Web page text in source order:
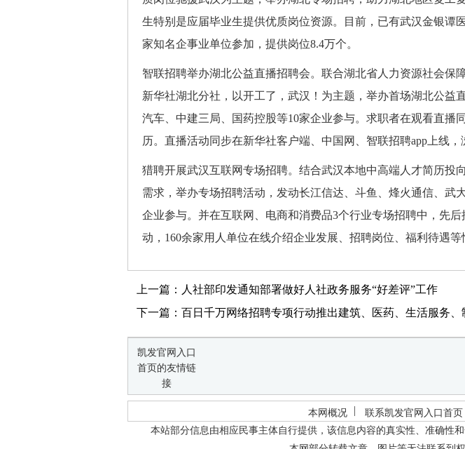
生特别是应届毕业生提供优质岗位资源。目前，已有武汉金银谭
家知名企事业单位参加，提供岗位8.4万个。
智联招聘举办湖北公益直播招聘会。联合湖北省人力资源社会保
新华社湖北分社，以开工了，武汉！为主题，举办首场湖北公益
汽车、中建三局、国药控股等10家企业参与。求职者在观看直播
历。直播活动同步在新华社客户端、中国网、智联招聘app上线，
猎聘开展武汉互联网专场招聘。结合武汉本地中高端人才简历投
需求，举办专场招聘活动，发动长江信达、斗鱼、烽火通信、武
企业参与。并在互联网、电商和消费品3个行业专场招聘中，先后
动，160余家用人单位在线介绍企业发展、招聘岗位、福利待遇等
上一篇：人社部印发通知部署做好人社政务服务“好差评”工作
下一篇：百日千万网络招聘专项行动推出建筑、医药、生活服务、
凯发官网入口
首页的友情链
接
本网概况 联系凯发官网入口首页
本站部分信息由相应民事主体自行提供，该信息内容的真实性、准确性